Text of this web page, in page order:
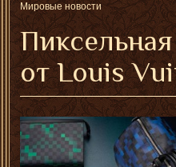
Мировые новости
от Louis